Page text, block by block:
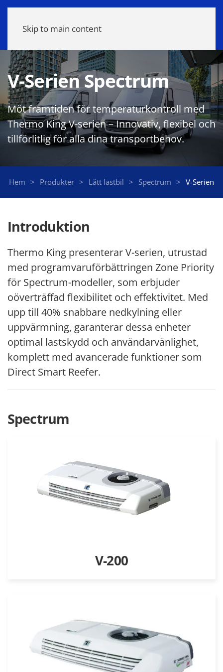
Skip to main content
V-Serien Spectrum
Möt framtiden för temperaturkontroll med
Thermo King V-serien – Innovativ, flexibel och
tillförlitlig för alla dina transportbehov.
Hem Produkter Lätt lastbil Spectrum V-Serien
Introduktion
Thermo King presenterar V-serien, utrustad
med programvaruförbättringen Zone Priority
för Spectrum-modeller, som erbjuder
oöverträffad flexibilitet och effektivitet. Med
upp till 40% snabbare nedkylning eller
uppvärmning, garanterar dessa enheter
optimal lastskydd och användarvänlighet,
komplett med avancerade funktioner som
Direct Smart Reefer.
Spectrum
V-200